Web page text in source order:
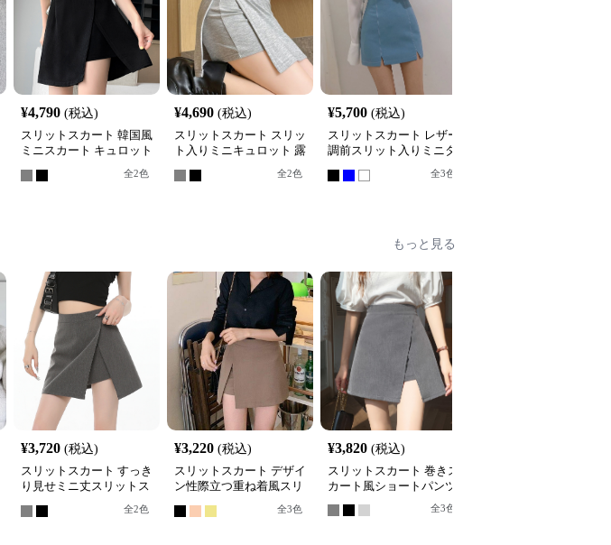
¥4,790 (税込)
スリットスカート 韓国風
ミニスカート キュロット
全2色
¥4,690 (税込)
スリットスカート スリッ
ト入りミニキュロット 露
全2色
¥5,700 (税込)
スリットスカート レザー
調前スリット入りミニタ
全3色
もっと見る
¥3,720 (税込)
スリットスカート すっき
り見せミニ丈スリットス
全2色
¥3,220 (税込)
スリットスカート デザイ
ン性際立つ重ね着風スリ
全3色
¥3,820 (税込)
スリットスカート 巻きス
カート風ショートパンツ
全3色